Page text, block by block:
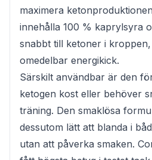
maximera
innehålla 100 % kaprylsyra
snabbt till ketoner i
omedelbar energikick.
Särskilt användbar är den
ketogen kost eller behöver
träning. Den smaklösa
dessutom lätt att blanda i
utan att påverka smaken.